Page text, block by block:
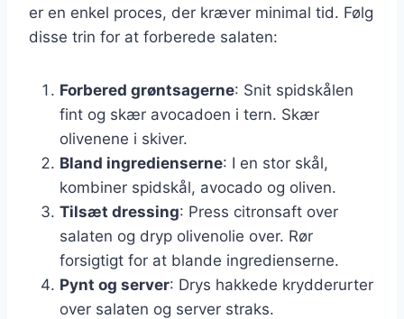
er en enkel proces, der kræver minimal tid. Følg
disse trin for at forberede salaten:
Forbered grøntsagerne: Snit spidskålen
fint og skær avocadoen i tern. Skær
olivenene i skiver.
Bland ingredienserne: I en stor skål,
kombiner spidskål, avocado og oliven.
Tilsæt dressing: Press citronsaft over
salaten og dryp olivenolie over. Rør
forsigtigt for at blande ingredienserne.
Pynt og server: Drys hakkede krydderurter
over salaten og server straks.